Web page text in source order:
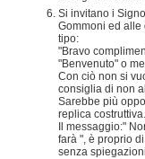
Si invitano i
Gommoni ed alle
tipo:
"Bravo
"Benvenuto" o
Con ciò non si
consiglia di non
Sarebbe più
replica costruttiva.
Il messaggio:"
farà ", è proprio
senza spiegazioni.